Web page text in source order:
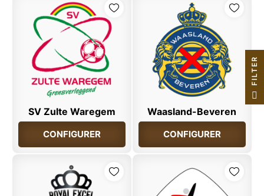
SV Zulte Waregem
CONFIGURER
Waasland-Beveren
CONFIGURER
R